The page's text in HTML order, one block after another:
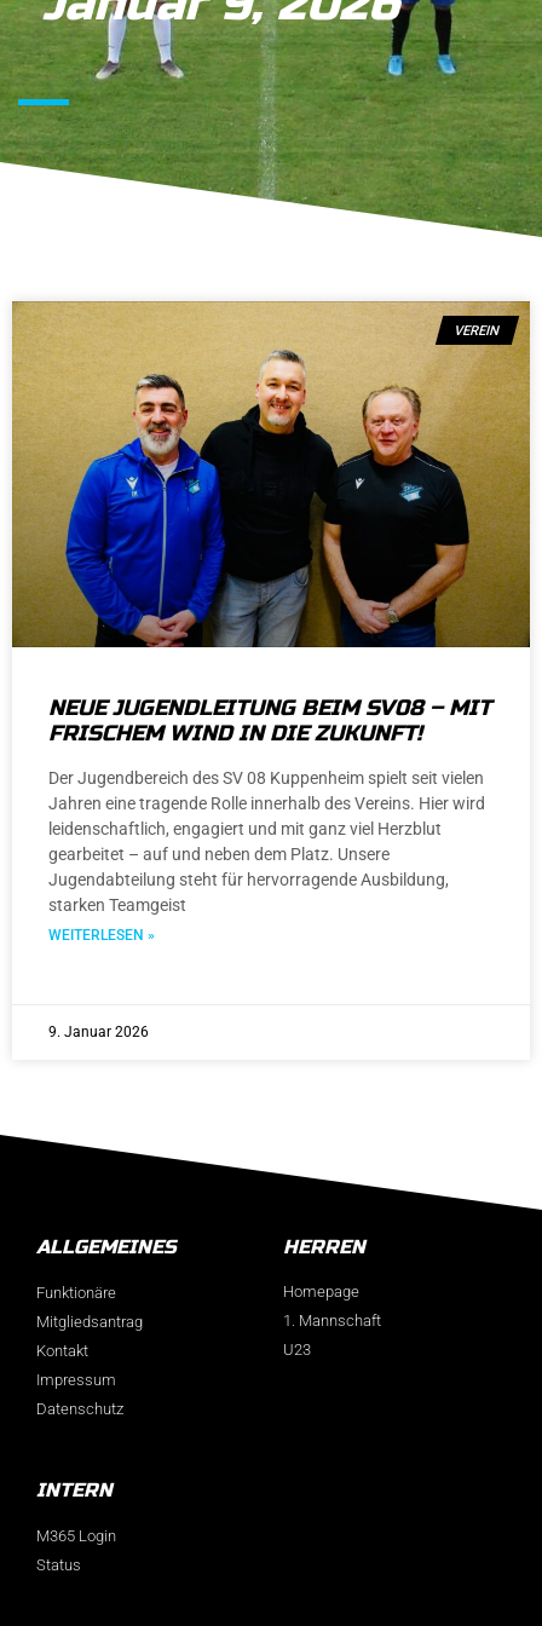
VEREIN
NEUE JUGENDLEITUNG BEIM SV08 – MIT
FRISCHEM WIND IN DIE ZUKUNFT!
Der Jugendbereich des SV 08 Kuppenheim spielt seit vielen
Jahren eine tragende Rolle innerhalb des Vereins. Hier wird
leidenschaftlich, engagiert und mit ganz viel Herzblut
gearbeitet – auf und neben dem Platz. Unsere
Jugendabteilung steht für hervorragende Ausbildung,
starken Teamgeist
WEITERLESEN »
9. Januar 2026
ALLGEMEINES
Funktionäre
Mitgliedsantrag
Kontakt
Impressum
Datenschutz
HERREN
Homepage
1. Mannschaft
U23
INTERN
M365 Login
Status